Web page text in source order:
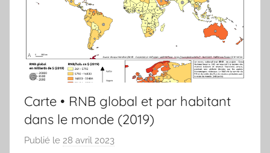
Carte • RNB global et par habitant
dans le monde (2019)
Publié le 28 avril 2023